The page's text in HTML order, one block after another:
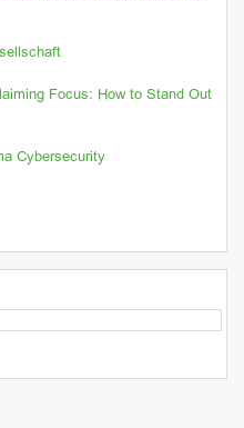
Focus: How to Stand Out
Cybersecurity